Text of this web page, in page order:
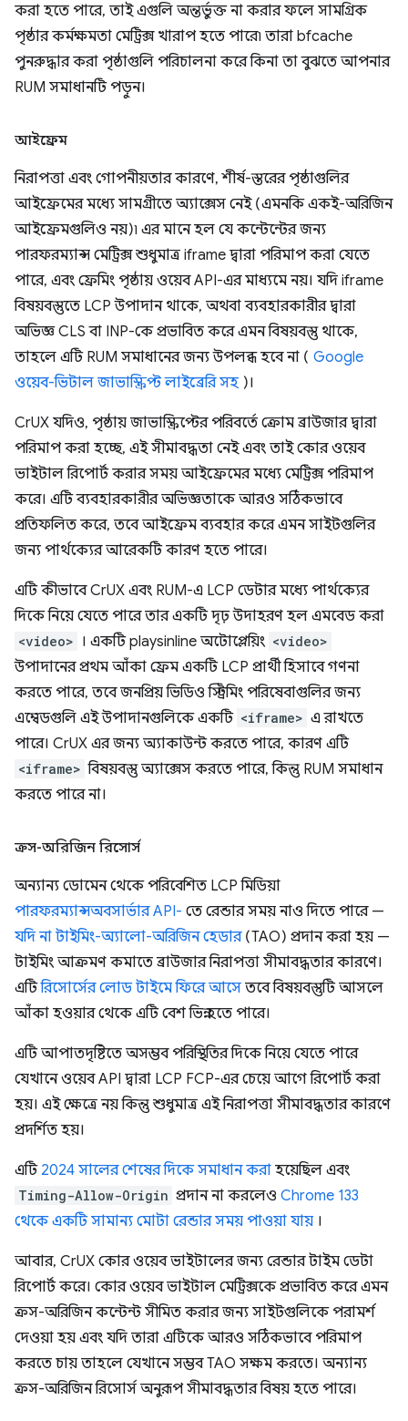
করা হতে পারে, তাই এগুলি অন্তর্ভুক্ত না করার ফলে সামগ্রিক
পৃষ্ঠার কর্মক্ষমতা মেট্রিক্স খারাপ হতে পারে৷ তারা bfcache
পুনরুদ্ধার করা পৃষ্ঠাগুলি পরিচালনা করে কিনা তা বুঝতে আপনার
RUM সমাধানটি পড়ুন।
আইফ্রেম
নিরাপত্তা এবং গোপনীয়তার কারণে, শীর্ষ-স্তরের পৃষ্ঠাগুলির
আইফ্রেমের মধ্যে সামগ্রীতে অ্যাক্সেস নেই (এমনকি একই-অরিজিন
আইফ্রেমগুলিও নয়)৷ এর মানে হল যে কন্টেন্টের জন্য
পারফরম্যান্স মেট্রিক্স শুধুমাত্র iframe দ্বারা পরিমাপ করা যেতে
পারে, এবং ফ্রেমিং পৃষ্ঠায় ওয়েব API-এর মাধ্যমে নয়। যদি iframe
বিষয়বস্তুতে LCP উপাদান থাকে, অথবা ব্যবহারকারীর দ্বারা
অভিজ্ঞ CLS বা INP-কে প্রভাবিত করে এমন বিষয়বস্তু থাকে,
তাহলে এটি RUM সমাধানের জন্য উপলব্ধ হবে না ( Google
ওয়েব-ভিটাল জাভাস্ক্রিপ্ট লাইব্রেরি সহ )।
CrUX যদিও, পৃষ্ঠায় জাভাস্ক্রিপ্টের পরিবর্তে ক্রোম ব্রাউজার দ্বারা
পরিমাপ করা হচ্ছে, এই সীমাবদ্ধতা নেই এবং তাই কোর ওয়েব
ভাইটাল রিপোর্ট করার সময় আইফ্রেমের মধ্যে মেট্রিক্স পরিমাপ
করে। এটি ব্যবহারকারীর অভিজ্ঞতাকে আরও সঠিকভাবে
প্রতিফলিত করে, তবে আইফ্রেম ব্যবহার করে এমন সাইটগুলির
জন্য পার্থক্যের আরেকটি কারণ হতে পারে।
এটি কীভাবে CrUX এবং RUM-এ LCP ডেটার মধ্যে পার্থক্যের
দিকে নিয়ে যেতে পারে তার একটি দৃঢ় উদাহরণ হল এমবেড করা
<video> । একটি playsinline অটোপ্লেয়িং <video>
উপাদানের প্রথম আঁকা ফ্রেম একটি LCP প্রার্থী হিসাবে গণনা
করতে পারে, তবে জনপ্রিয় ভিডিও স্ট্রিমিং পরিষেবাগুলির জন্য
এম্বেডগুলি এই উপাদানগুলিকে একটি <iframe> এ রাখতে
পারে। CrUX এর জন্য অ্যাকাউন্ট করতে পারে, কারণ এটি
<iframe> বিষয়বস্তু অ্যাক্সেস করতে পারে, কিন্তু RUM সমাধান
করতে পারে না।
ক্রস-অরিজিন রিসোর্স
অন্যান্য ডোমেন থেকে পরিবেশিত LCP মিডিয়া
পারফরম্যান্সঅবসার্ভার API- তে রেন্ডার সময় নাও দিতে পারে —
যদি না টাইমিং-অ্যালো-অরিজিন হেডার(TAO) প্রদান করা হয় —
টাইমিং আক্রমণ কমাতে ব্রাউজার নিরাপত্তা সীমাবদ্ধতার কারণে।
এটিরিসোর্সের লোড টাইমে ফিরে আসে তবে বিষয়বস্তুটি আসলে
আঁকা হওয়ার থেকে এটি বেশ ভিন্ন হতে পারে।
এটি আপাতদৃষ্টিতে অসম্ভব পরিস্থিতির দিকে নিয়ে যেতে পারে
যেখানে ওয়েব API দ্বারা LCP FCP-এর চেয়ে আগে রিপোর্ট করা
হয়। এই ক্ষেত্রে নয় কিন্তু শুধুমাত্র এই নিরাপত্তা সীমাবদ্ধতার কারণে
প্রদর্শিত হয়।
এটি 2024 সালের শেষের দিকে সমাধান করা হয়েছিল এবং
Timing-Allow-Origin প্রদান না করলেও Chrome 133
থেকে একটি সামান্য মোটা রেন্ডার সময় পাওয়া যায় ।
আবার, CrUX কোর ওয়েব ভাইটালের জন্য রেন্ডার টাইম ডেটা
রিপোর্ট করে। কোর ওয়েব ভাইটাল মেট্রিক্সকে প্রভাবিত করে এমন
ক্রস-অরিজিন কন্টেন্ট সীমিত করার জন্য সাইটগুলিকে পরামর্শ
দেওয়া হয় এবং যদি তারা এটিকে আরও সঠিকভাবে পরিমাপ
করতে চায় তাহলে যেখানে সম্ভব TAO সক্ষম করতে। অন্যান্য
ক্রস-অরিজিন রিসোর্স অনুরূপ সীমাবদ্ধতার বিষয় হতে পারে।